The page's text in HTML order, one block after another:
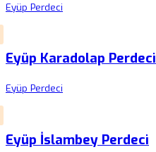
Eyüp Perdeci
Eyüp Karadolap Perdeci
Eyüp Perdeci
Eyüp İslambey Perdeci